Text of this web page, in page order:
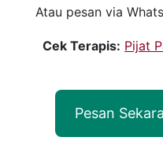
Atau pesan via
Cek Terapis: Pijat
Pesan